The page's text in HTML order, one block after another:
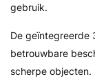
gebruik.
De geïntegreerde
betrouwbare
scherpe